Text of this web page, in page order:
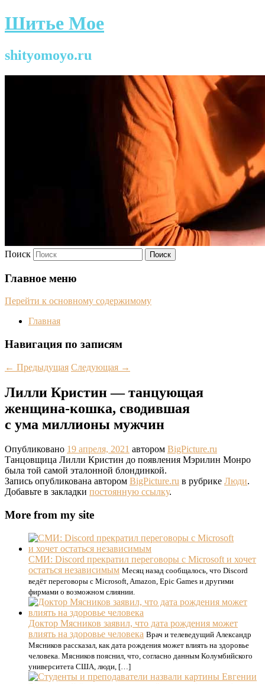
Шитье Мое
shityomoyo.ru
Поиск
Главное меню
Перейти к основному содержимому
Главная
Навигация по записям
← Предыдущая Следующая →
Лилли Кристин — танцующая
женщина-кошка, сводившая
с ума миллионы мужчин
Опубликовано 19 апреля, 2021 автором BigPicture.ru
Танцовщица Лилли Кристин до появления Мэрилин Монро
была той самой эталонной блондинкой.
Запись опубликована автором BigPicture.ru в рубрике Люди.
Добавьте в закладки постоянную ссылку.
More from my site
СМИ: Discord прекратил переговоры с Microsoft и хочет
остаться независимым Месяц назад сообщалось, что Discord
ведёт переговоры с Microsoft, Amazon, Epic Games и другими
фирмами о возможном слиянии.
Доктор Мясников заявил, что дата рождения может
влиять на здоровье человека Врач и телеведущий Александр
Мясников рассказал, как дата рождения может влиять на здоровье
человека. Мясников пояснил, что, согласно данным Колумбийского
университета США, люди, […]